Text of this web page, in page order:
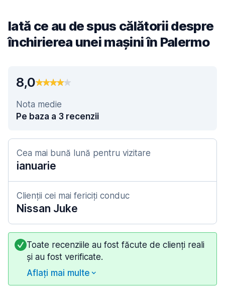
Iată ce au de spus călătorii despre
închirierea unei mașini în Palermo
8,0
Nota medie
Pe baza a 3 recenzii
Cea mai bună lună pentru vizitare
ianuarie
Clienții cei mai fericiți conduc
Nissan Juke
Toate recenziile au fost făcute de clienți reali
și au fost verificate.
Aflați mai multe